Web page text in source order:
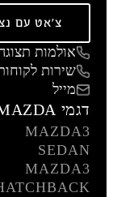
צ'אט עם נציג
אולמות תצוגה
שירות לקוחות
מייל
דגמי MAZDA
MAZDA3
SEDAN
MAZDA3
HATCHBACK